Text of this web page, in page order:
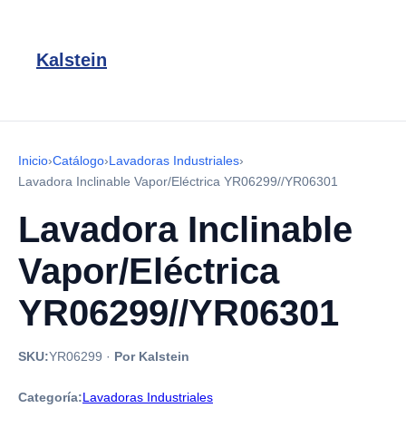
Kalstein
Inicio›Catálogo›Lavadoras Industriales›
Lavadora Inclinable Vapor/Eléctrica YR06299//YR06301
Lavadora Inclinable
Vapor/Eléctrica
YR06299//YR06301
SKU:YR06299 · Por Kalstein
Categoría:Lavadoras Industriales